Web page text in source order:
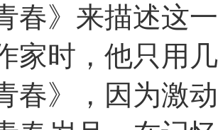
春》来描述这
家时，他只用
春》，因为激